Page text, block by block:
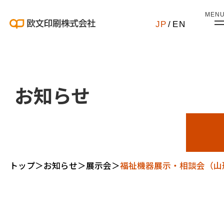
JP / EN
お知らせ
トップ＞お知らせ＞展示会＞福祉機器展示・相談会（